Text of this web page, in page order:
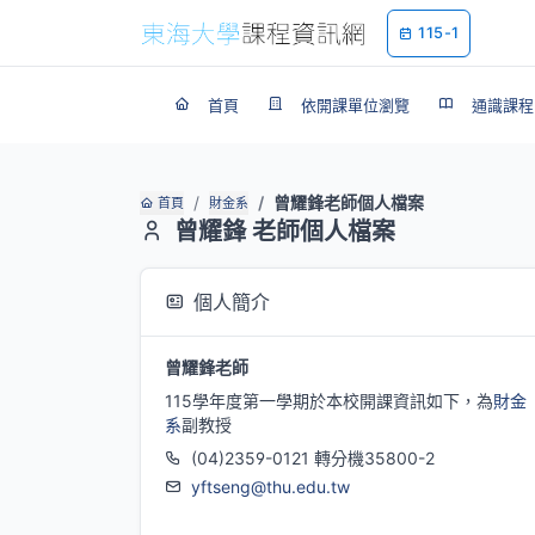
115-1
首頁 依開課單位瀏覽 通識課程
首頁 財金系 曾耀鋒老師個人檔案
曾耀鋒 老師個人檔案
個人簡介
曾耀鋒老師
115學年度第一學期於本校開課資訊如下，為財金
系副教授
(04)2359-0121 轉分機35800-2
yftseng@thu.edu.tw